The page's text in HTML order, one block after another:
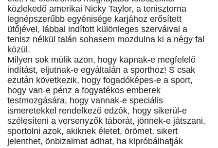
közlekedő amerikai Nicky Taylor, a tenisztorna
legnépszerűbb egyénisége karjához erősített
ütőjével, lábbal indított különleges szerváival a
tenisz nélkül talán sohasem mozdulna ki a négy fal
közül.
Milyen sok múlik azon, hogy kapnak-e megfelelő
indítást, eljutnak-e egyáltalán a sporthoz! S csak
ezután következik, hogy fogadóképes-e a sport,
hogy van-e pénz a fogyatékos emberek
testmozgására, hogy vannak-e speciális
ismeretekkel rendelkező edzők, hogy sikerül-e
szélesíteni a versenyzők táborát, jönnek-e játszani,
sportolni azok, akiknek életet, örömet, sikert
jelenthet, önbizalmat adhat, ha kipróbálhatják